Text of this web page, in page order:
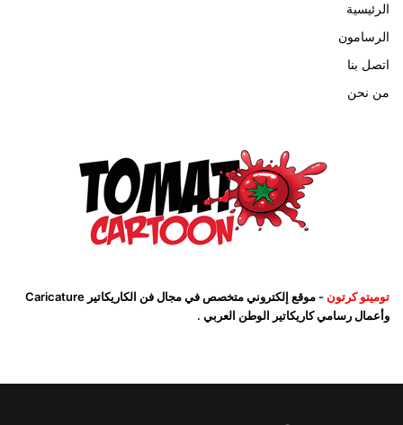
الرئيسية
الرسامون
اتصل بنا
من نحن
توميتو كرتون
- موقع إلكتروني متخصص في مجال فن الكاريكاتير Caricature
وأعمال رسامي كاريكاتير الوطن العربي .